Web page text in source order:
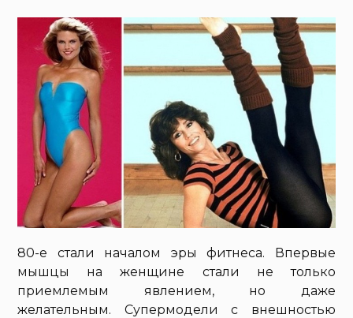
80-е стали началом эры фитнеса. Впервые
мышцы на женщине стали не только
приемлемым явлением, но даже
желательным. Супермодели с внешностью